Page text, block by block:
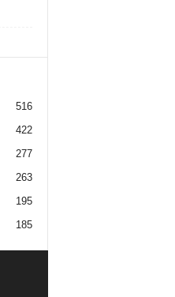
516
422
277
263
195
185